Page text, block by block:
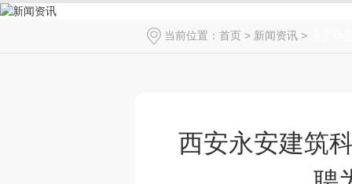
当前位置： 首页 > 新闻资讯 >
西安永安建筑